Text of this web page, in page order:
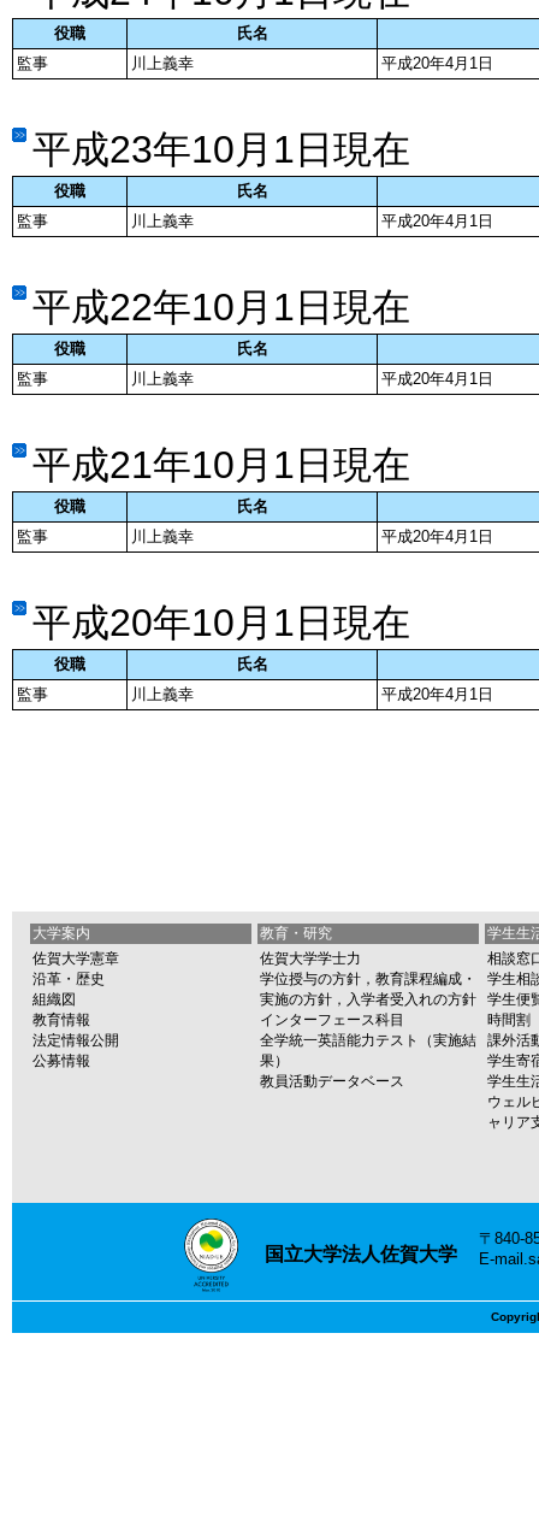
役職
氏名
監事
川上義幸 平成20年4月1日
平成23年10月1日現在
役職
氏名
監事
川上義幸 平成20年4月1日
平成22年10月1日現在
役職
氏名
監事
川上義幸 平成20年4月1日
平成21年10月1日現在
役職
氏名
監事
川上義幸 平成20年4月1日
平成20年10月1日現在
役職
氏名
監事
川上義幸 平成20年4月1日
大学案内
佐賀大学憲章
沿革・歴史
組織図
教育情報
法定情報公開
公募情報
教育・研究
佐賀大学学士力
学位授与の方針，教育課程編成・
実施の方針，入学者受入れの方針
インターフェース科目
全学統一英語能力テスト（実施結
果）
教員活動データベース
学生生
相談窓
学生相
学生便
時間割
課外活
学生寄
学生生
ウェル
ャリア
国立大学法人佐賀大学
〒840-
E-